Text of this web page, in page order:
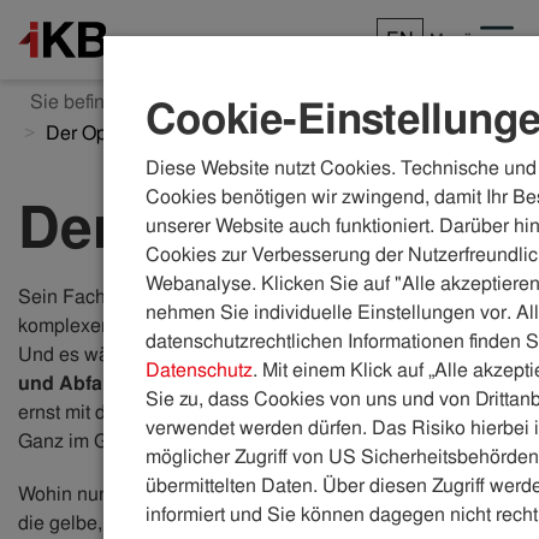
EN Menü
Sie befinden sich hier: ikb.at Karriere
Einblicke
Der Optimierer
Der Optimierer
Sein Fachgebiet ist in allerkürzester Zeit zu einem
komplexen, gigantischen Betätigungsfeld angewachsen.
Und es wächst. Und wächst.Dustin KlügeristUmwelt-
und Abfallberater bei der IKB. Er weiß: „Die IKB meint es
ernst mit der Nachhaltigkeit. Das ist kein Greenwashing.
Ganz im Gegenteil.“
Wohin nun mit demBio-Plastiksack ? Na, wer weiß es? In
die gelbe, in die grüne oder vielleicht doch in die
Cookie-
Diese Website nutzt Cookies. Technische
Cookies benötigen wir zwingend, damit Ihr
unserer Website auch funktioniert. Darüber
Cookies zur Verbesserung der
Webanalyse. Klicken Sie auf "Alle
nehmen Sie individuelle Einstellungen vor.
datenschutzrechtlichen Informationen finden
Datenschutz. Mit einem Klick auf „Alle
Sie zu, dass Cookies von uns und von
verwendet werden dürfen. Das Risiko hierbei
möglicher Zugriff von US
übermittelten Daten. Über diesen Zugriff
informiert und Sie können dagegen nicht